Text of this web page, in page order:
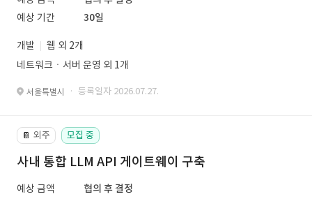
예상 기간
30일
개발
웹 외 2개
네트워크ㆍ서버 운영 외 1개
서울특별시 · 등록일자 2026.07.27.
📔 외주 모집 중
사내 통합 LLM API 게이트웨이 구축
예상 금액
협의 후 결정